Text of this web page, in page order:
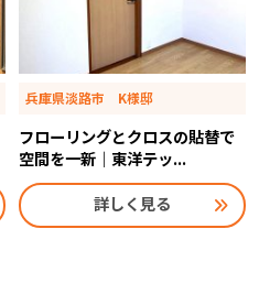
兵庫県淡路市 K様邸
フローリングとクロスの貼替で
空間を一新｜東洋テッ...
詳しく見る